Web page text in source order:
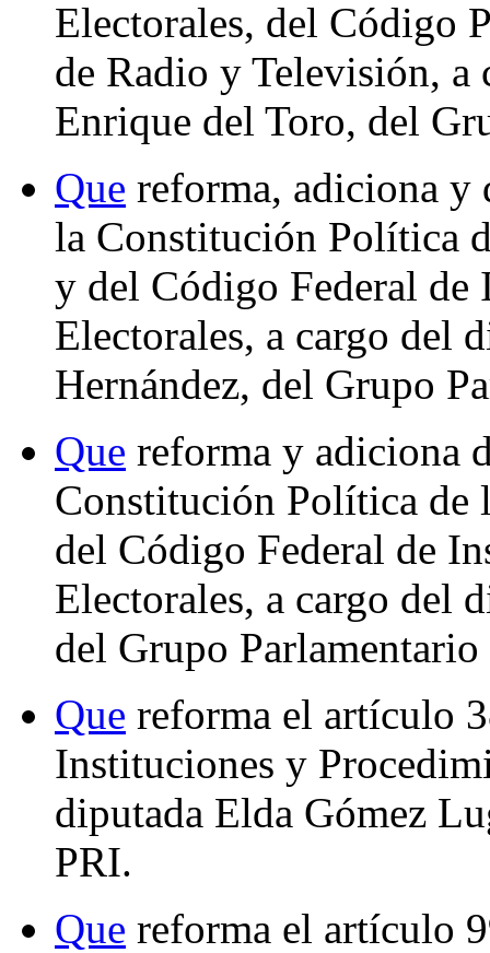
Electorales, del Código
de Radio y Televisión,
Enrique del Toro, del
Que reforma, adiciona y
la Constitución Política
y del Código Federal de
Electorales, a cargo del
Hernández, del Grupo
Que reforma y adiciona
Constitución Política de
del Código Federal de
Electorales, a cargo del
del Grupo
Que reforma el artículo
Instituciones y
diputada Elda Gómez
PRI.
Que reforma el artículo